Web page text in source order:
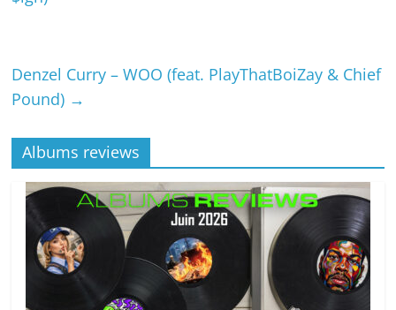
Denzel Curry – WOO (feat. PlayThatBoiZay & Chief
Pound) →
Albums reviews